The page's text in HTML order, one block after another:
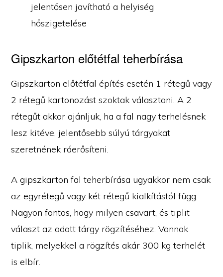
jelentősen javítható a helyiség
hőszigetelése
Gipszkarton előtétfal teherbírása
Gipszkarton előtétfal építés esetén 1 rétegű vagy
2 rétegű kartonozást szoktak választani. A 2
rétegűt akkor ajánljuk, ha a fal nagy terhelésnek
lesz kitéve, jelentősebb súlyú tárgyakat
szeretnének ráerősíteni.
A gipszkarton fal teherbírása ugyakkor nem csak
az egyrétegű vagy két rétegű kialkítástól függ.
Nagyon fontos, hogy milyen csavart, és tiplit
választ az adott tárgy rögzítéséhez. Vannak
tiplik, melyekkel a rögzítés akár 300 kg terhelét
is elbír.